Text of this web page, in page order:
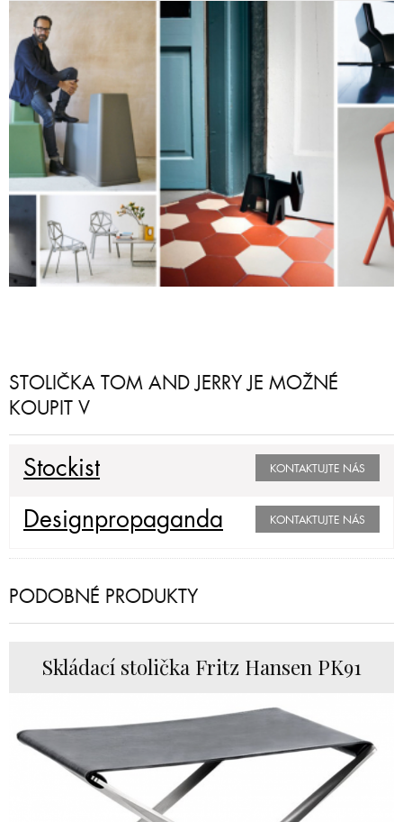
STOLIČKA TOM AND JERRY JE MOŽNÉ
KOUPIT V
Stockist KONTAKTUJTE NÁS
Designpropaganda KONTAKTUJTE NÁS
PODOBNÉ PRODUKTY
Skládací stolička Fritz Hansen PK91